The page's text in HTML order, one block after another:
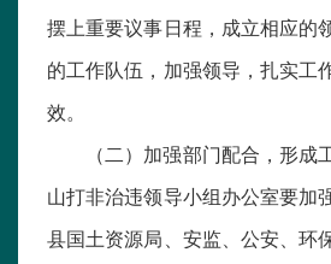
摆上重要议事日程，成立相应的
的工作队伍，加强领导，扎实工
效。
（二）加强部门配合，形成
山打非治违领导小组办公室要加
县国土资源局、安监、公安、环